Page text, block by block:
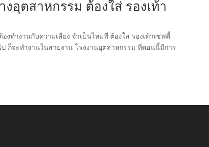
อุตสาหกรรม ต้องใส่ รองเท้า
ทำงานกับความเสี่ยง จำเป็นไหมที่ ต้องใส่ รองเท้าเซฟตี้
ก็จะทำงานในสายงาน โรงงานอุตสาหกรรม ที่ตอนนี้มีการ